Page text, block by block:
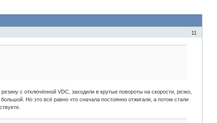
11
с отключённой VDC, заходили в крутые повороты на скорости, резко,
Но это всё равно что сначала постоянно отжигали, а потом стали